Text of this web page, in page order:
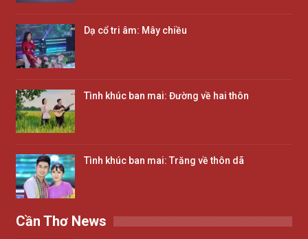
Dạ cổ tri âm: Mây chiều
Tình khúc ban mai: Đường về hai thôn
Tình khúc ban mai: Trăng về thôn dã
Cần Thơ News